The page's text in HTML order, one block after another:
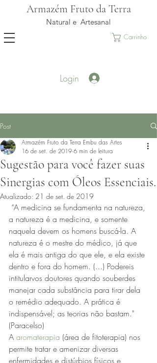
Armazém Fruto da Terra
Natural e Artesanal
Carrinho
Login
Post
Sugestão para você fazer suas
Sinergias com Óleos Essenciais.
Armazém Fruto da Terra Embu das Artes
16 de set. de 2019 6 min de leitura
Atualizado: 21 de set. de 2019
a natureza é a medicina, e somente
naquela devem os homens buscá-la. A
natureza é o mestre do médico, já que
ela é mais antiga do que ele, e ela existe
dentro e fora do homem. (...) Podereis
intitularvos doutores quando souberdes
manejar cada substância para tirar dela
o remédio adequado. A prática é
indispensável; as teorias não bastam."
(Paracelso)
A aromaterapia (área de fitoterapia) nos
permite tratar e amenizar diversas
enfermidades e distúrbios físicos e